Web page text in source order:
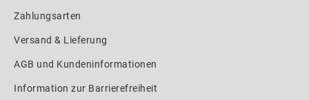
Zahlungsarten
Versand & Lieferung
AGB und Kundeninformationen
Information zur Barrierefreiheit